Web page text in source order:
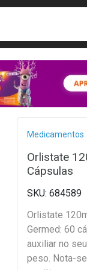
Medicamentos
Orlistate
Cápsulas
684589
Orlistate
Germed: 60
auxiliar no
peso. Nota-